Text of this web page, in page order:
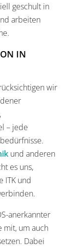
geschult in
arbeiten
IN
wir
– jede
und anderen
es uns,
ITK und
anerkannter
mit, um auch
Dabei